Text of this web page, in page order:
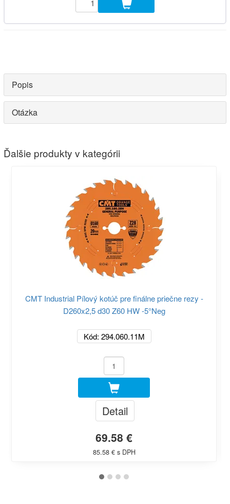
Popis
Otázka
Ďalšie produkty v kategórii
CMT Industrial Pílový kotúč pre finálne priečne rezy -
D260x2,5 d30 Z60 HW -5°Neg
Kód: 294.060.11M
Detail
69.58 €
85.58 € s DPH